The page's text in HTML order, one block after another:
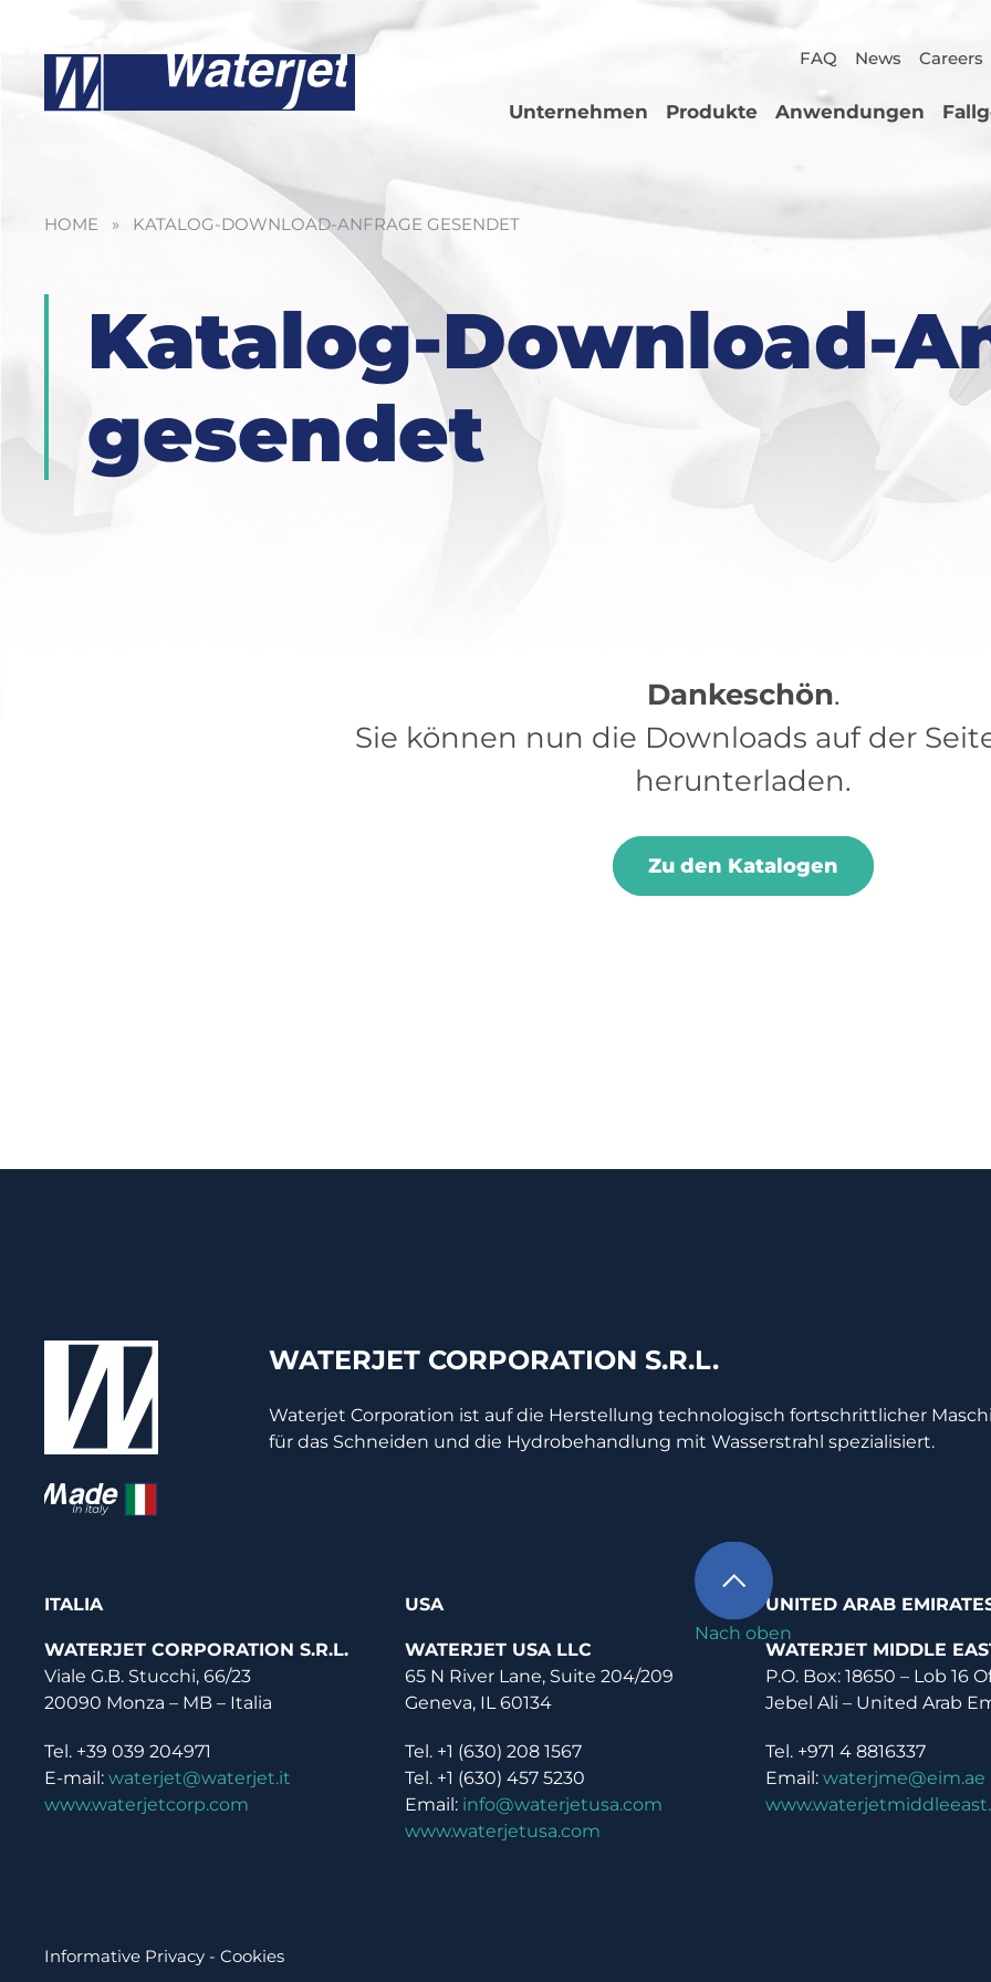
FAQ News Careers
Unternehmen Produkte Anwendungen
HOME » KATALOG-DOWNLOAD-ANFRAGE GESENDET
Katalog-Download-
gesendet
Dankeschön.
Sie können nun die Downloads auf der
herunterladen.
Zu den Katalogen
Nach oben
WATERJET CORPORATION S.R.L.
Waterjet Corporation ist auf die Herstellung technologisch fortschrittlicher
für das Schneiden und die Hydrobehandlung mit Wasserstrahl spezialisiert.
ITALIA
WATERJET CORPORATION S.R.L.
Viale G.B. Stucchi, 66/23
20090 Monza – MB – Italia
Tel. +39 039 204971
E-mail: waterjet@waterjet.it
www.waterjetcorp.com
USA
WATERJET USA LLC
65 N River Lane, Suite 204/209
Geneva, IL 60134
Tel. +1 (630) 208 1567
Tel. +1 (630) 457 5230
Email: info@waterjetusa.com
www.waterjetusa.com
UNITED ARAB
WATERJET MIDDLE
P.O. Box: 18650 – Lob 16
Jebel Ali – United Arab
Tel. +971 4 8816337
Email: waterjme@eim.ae
Informative Privacy - Cookies